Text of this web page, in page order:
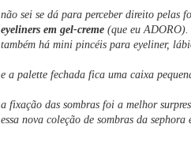
não sei se dá para perceber direito pelas
eyeliners em gel-creme (que eu ADORO).
também há mini pincéis para eyeliner,
e a palette fechada fica uma caixa
a fixação das sombras foi a melhor
essa nova coleção de sombras da